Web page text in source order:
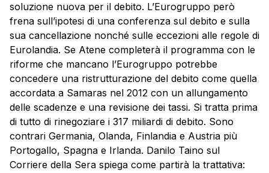
soluzione nuova per il debito. L’Eurogruppo però
frena sull’ipotesi di una conferenza sul debito e sulla
sua cancellazione nonché sulle eccezioni alle regole di
Eurolandia. Se Atene completerà il programma con le
riforme che mancano l’Eurogruppo potrebbe
concedere una ristrutturazione del debito come quella
accordata a Samaras nel 2012 con un allungamento
delle scadenze e una revisione dei tassi. Si tratta prima
di tutto di rinegoziare i 317 miliardi di debito. Sono
contrari Germania, Olanda, Finlandia e Austria più
Portogallo, Spagna e Irlanda. Danilo Taino sul
Corriere della Sera spiega come partirà la trattativa: